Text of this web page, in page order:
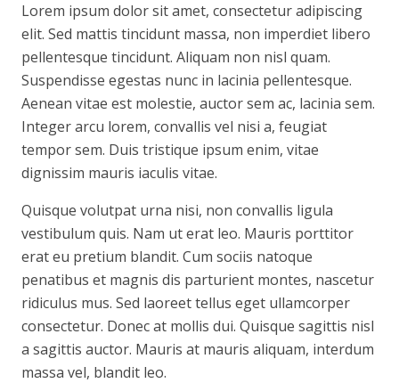
Lorem ipsum dolor sit amet, consectetur adipiscing
elit. Sed mattis tincidunt massa, non imperdiet libero
pellentesque tincidunt. Aliquam non nisl quam.
Suspendisse egestas nunc in lacinia pellentesque.
Aenean vitae est molestie, auctor sem ac, lacinia sem.
Integer arcu lorem, convallis vel nisi a, feugiat
tempor sem. Duis tristique ipsum enim, vitae
dignissim mauris iaculis vitae.
Quisque volutpat urna nisi, non convallis ligula
vestibulum quis. Nam ut erat leo. Mauris porttitor
erat eu pretium blandit. Cum sociis natoque
penatibus et magnis dis parturient montes, nascetur
ridiculus mus. Sed laoreet tellus eget ullamcorper
consectetur. Donec at mollis dui. Quisque sagittis nisl
a sagittis auctor. Mauris at mauris aliquam, interdum
massa vel, blandit leo.